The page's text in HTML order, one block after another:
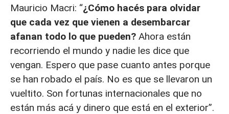
Mauricio Macri: “¿Cómo hacés para olvidar
que cada vez que vienen a desembarcar
afanan todo lo que pueden? Ahora están
recorriendo el mundo y nadie les dice que
vengan. Espero que pase cuanto antes porque
se han robado el país. No es que se llevaron un
vueltito. Son fortunas internacionales que no
están más acá y dinero que está en el exterior”.